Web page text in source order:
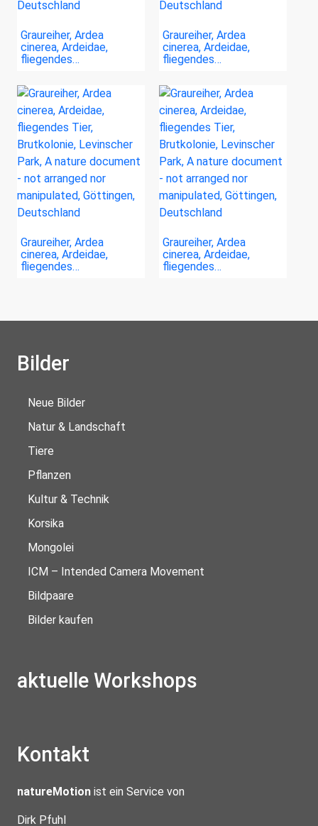
Graureiher, Ardea
cinerea, Ardeidae,
fliegendes…
Graureiher, Ardea
cinerea, Ardeidae,
fliegendes…
Graureiher, Ardea
cinerea, Ardeidae,
fliegendes…
Graureiher, Ardea
cinerea, Ardeidae,
fliegendes…
Bilder
Neue Bilder
Natur & Landschaft
Tiere
Pflanzen
Kultur & Technik
Korsika
Mongolei
ICM – Intended Camera Movement
Bildpaare
Bilder kaufen
aktuelle Workshops
Kontakt
natureMotion ist ein Service von
Dirk Pfuhl